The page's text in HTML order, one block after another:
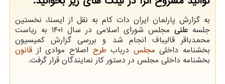
به گزارش پارلمان ایران دات کام به نقل از ایسنا، نخستین
جلسه علنی
مجلس شورای اسلامی در سال ۱۴۰۱ به ریاست
محمدباقر قالیباف انجام شد و بررسی گزارش کمیسیون
بخشنامه داخلی مجلس درباب طرح اصلاح موادی از قانون
بخشنامه داخلی مجلس در دستور کار نمایندگان قرار گرفت.